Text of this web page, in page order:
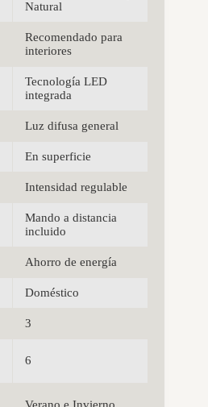
Natural
Recomendado para
interiores
Tecnología LED
integrada
Luz difusa general
En superficie
Intensidad regulable
Mando a distancia
incluido
Ahorro de energía
Doméstico
3
6
Verano e Invierno